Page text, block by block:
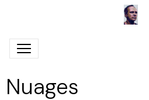
Nuages